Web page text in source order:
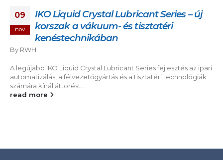
09
nov
IKO Liquid Crystal Lubricant Series – új
korszak a vákuum- és tisztatéri
kenéstechnikában
By RWH
A legújabb IKO Liquid Crystal Lubricant Series fejlesztés az ipari
automatizálás, a félvezetőgyártás és a tisztatéri technológiák
számára kínál áttörést....
read more